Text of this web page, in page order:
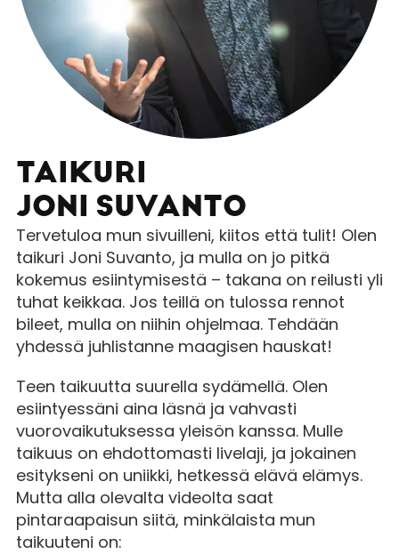
TAIKURI
JONI SUVANTO
Tervetuloa mun sivuilleni, kiitos että tulit! Olen
taikuri Joni Suvanto, ja mulla on jo pitkä
kokemus esiintymisestä – takana on reilusti yli
tuhat keikkaa. Jos teillä on tulossa rennot
bileet, mulla on niihin ohjelmaa. Tehdään
yhdessä juhlistanne maagisen hauskat!
Teen taikuutta suurella sydämellä. Olen
esiintyessäni aina läsnä ja vahvasti
vuorovaikutuksessa yleisön kanssa. Mulle
taikuus on ehdottomasti livelaji, ja jokainen
esitykseni on uniikki, hetkessä elävä elämys.
Mutta alla olevalta videolta saat
pintaraapaisun siitä, minkälaista mun
taikuuteni on: